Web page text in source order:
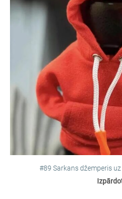
#89 Sarkans džemperis